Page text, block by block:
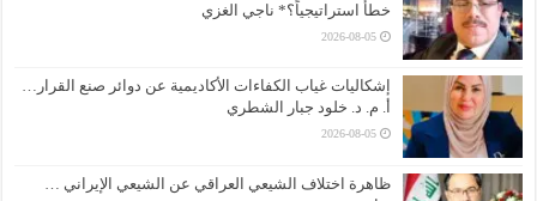
خطأً استراتيجياً؟* ناجي الغزي
2026-08-05
إشكاليات غياب الكفاءات الأكاديمية عن دوائر صنع القرار…
أ. م. د. خلود جبار الشطري
2026-08-05
ظاهرة اختلاف الشيعي العراقي عن الشيعي الإيراني …